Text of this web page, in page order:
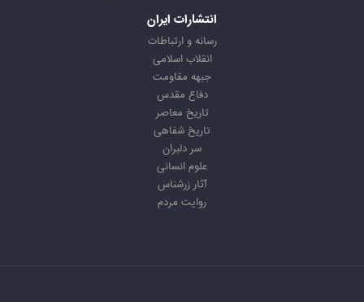
انتشارات ایران
رسانه و ارتباطات
انقلاب اسلامی
جبهه مقاومت
دفاع مقدس
تاریخ معاصر
تاریخ شفاهی
سر دلبران
علوم انسانی
آثار زرشناس
روایت مردم